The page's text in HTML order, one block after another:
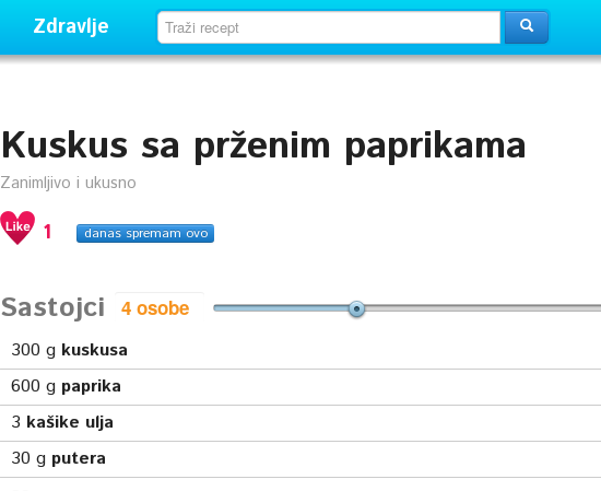
Zdravlje
Kuskus sa prženim paprikama
Zanimljivo i ukusno
1 danas spremam ovo
Sastojci
300 g kuskusa
600 g paprika
3 kašike ulja
30 g putera